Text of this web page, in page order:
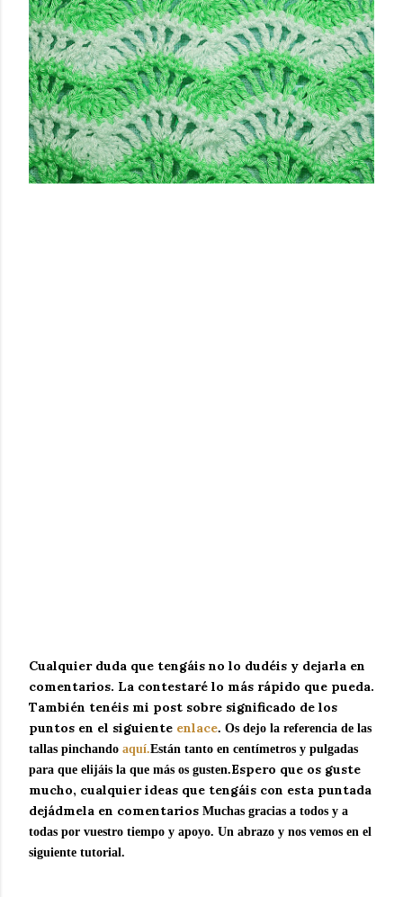
Cualquier duda que tengáis no lo dudéis y dejarla en
comentarios. La contestaré lo más rápido que pueda.
También tenéis mi post sobre significado de los
puntos en el siguiente enlace. Os dejo la referencia de las
tallas pinchando aquí.Están tanto en centímetros y pulgadas
para que elijáis la que más os gusten.Espero que os guste
mucho, cualquier ideas que tengáis con esta puntada
dejádmela en comentarios Muchas gracias a todos y a
todas por vuestro tiempo y apoyo. Un abrazo y nos vemos en el
siguiente tutorial.